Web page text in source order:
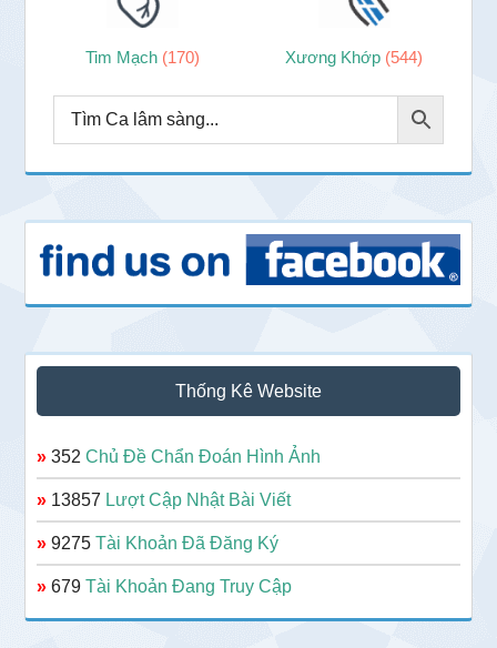
Tim Mạch (170) Xương Khớp (544)
Thống Kê Website
» 352Chủ Đề Chẩn Đoán Hình Ảnh
» 13857 Lượt Cập Nhật Bài Viết
» 9275Tài Khoản Đã Đăng Ký
» 679Tài Khoản Đang Truy Cập